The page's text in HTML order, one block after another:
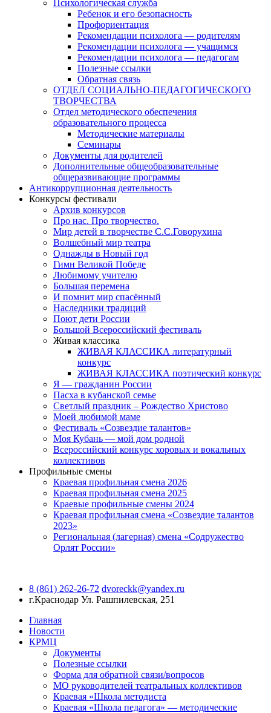
Психологическая служба
Ребенок и его безопасность
Профориентация
Рекомендации психолога — родителям
Рекомендации психолога — учащимся
Рекомендации психолога — педагогам
Полезные ссылки
Обратная связь
ОТДЕЛ СОЦИАЛЬНО-ПЕДАГОГИЧЕСКОГО
ТВОРЧЕСТВА
Отдел методического обеспечения
образовательного процесса
Методические материалы
Семинары
Документы для родителей
Дополнительные общеобразовательные
общеразвивающие программы
Антикоррупционная деятельность
Конкурсы фестивали
Архив конкурсов
Про нас. Про творчество.
Мир детей в творчестве С.С.Говорухина
Волшебный мир театра
Однажды в Новый год
Гимн Великой Победе
Любимому учителю
Большая перемена
И помнит мир спасённый
Наследники традиций
Поют дети России
Большой Всероссийский фестиваль
Живая классика
ЖИВАЯ КЛАССИКА литературный
конкурс
ЖИВАЯ КЛАССИКА поэтический конкурс
Я — гражданин России
Пасха в кубанской семье
Светлый праздник – Рождество Христово
Моей любимой маме
Фестиваль «Созвездие талантов»
Моя Кубань — мой дом родной
Всероссийский конкурс хоровых и вокальных
коллективов
Профильные смены
Краевая профильная смена 2026
Краевая профильная смена 2025
Краевые профильные смены 2024
Краевая профильная смена «Созвездие талантов
2023»
Региональная (лагерная) смена «Содружество
Орлят России»
8 (861) 262-26-72 dvoreckk@yandex.ru
г.Краснодар Ул. Рашпилевская, 251
Главная
Новости
КРМЦ
Документы
Полезные ссылки
Форма для обратной связи/вопросов
МО руководителей театральных коллективов
Краевая «Школа методиста
Краевая «Школа педагога» — методические